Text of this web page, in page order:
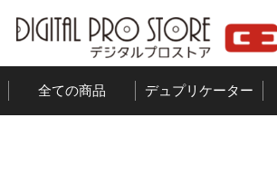
全ての商品 デュプリケーター